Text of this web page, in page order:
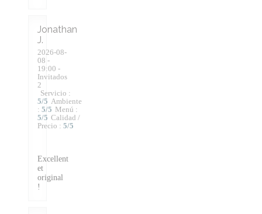
Jonathan
J
2026-08-
08 -
19:00 -
Invitados
2
Servicio :
5/5 Ambiente
: 5/5 Menú :
5/5 Calidad /
Precio : 5/5
Excellent
et
original
!